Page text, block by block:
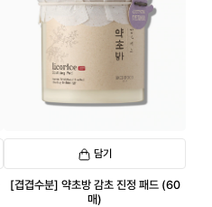
담기
[겹겹수분] 약초방 감초 진정 패드 (60
매)